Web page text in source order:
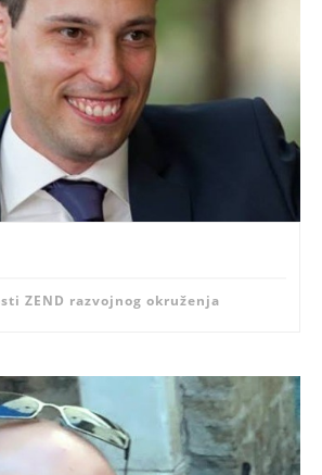
ZEND razvojnog okruženja